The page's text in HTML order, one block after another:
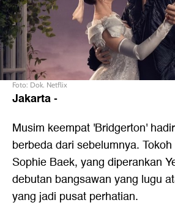
Foto: Dok. Netflix
Jakarta-
Musim keempat 'Bridgerton'
berbeda dari sebelumnya.
Sophie Baek, yang diperankan
debutan bangsawan yang lugu
yang jadi pusat perhatian.